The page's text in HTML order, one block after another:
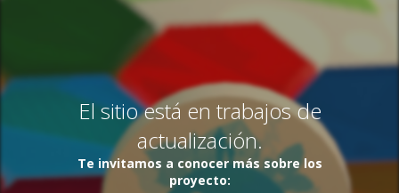
El sitio está en trabajos de
actualización.
Te invitamos a conocer más sobre los
proyecto: